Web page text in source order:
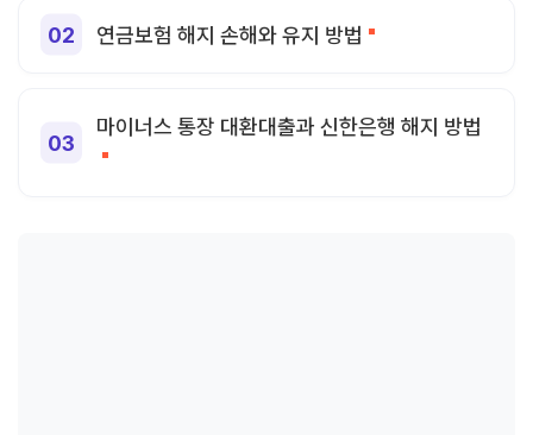
연금보험 해지 손해와 유지 방법
마이너스 통장 대환대출과 신한은행 해지 방법